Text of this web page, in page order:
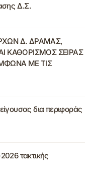
Δ.Σ.
Δ. ΔΡΑΜΑΣ,
ΚΑΘΟΡΙΣΜΟΣ ΣΕΙΡΑΣ
ΜΕ ΤΙΣ
δια περιφοράς
τακτικής